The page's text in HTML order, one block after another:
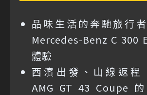
品味生活的奔馳旅行
Mercedes-Benz C 300
體驗
西濱出發、山線返程
AMG GT 43 Coupe